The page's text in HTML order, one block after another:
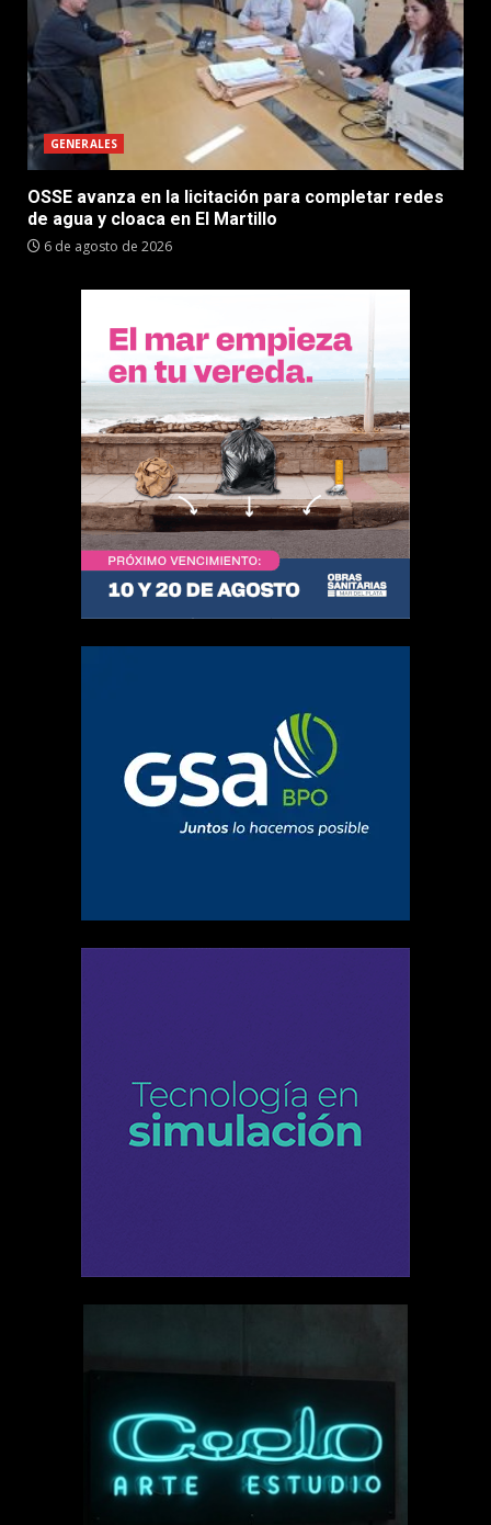
GENERALES
OSSE avanza en la licitación para completar redes
de agua y cloaca en El Martillo
6 de agosto de 2026